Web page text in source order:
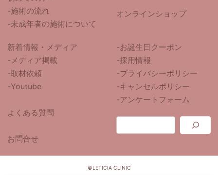
-施術の流れ
-未成年者の施術について
オンラインショップ
新着情報・メディア
-メディア掲載
-取材依頼
-Youtube
よくある質問
お問合せ
-お誕生日クーポン
-採用情報
-プライバシーポリシー
-キャンセルポリシー
-アンケートフォーム
©LETICIA CLINIC